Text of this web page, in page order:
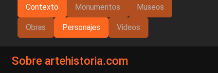
Contexto Monumentos Museos
Obras Personajes Videos
Sobre artehistoria.com